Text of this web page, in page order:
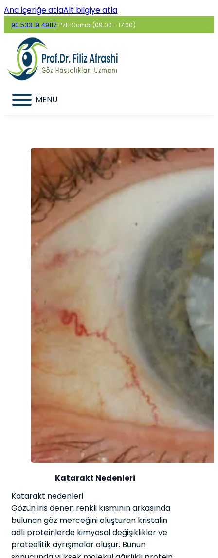
Ana içeriğe atlaAlt bilgiye atla
90 533 19 49117 Pzt-Cuma (09.00 - 17.00)
MENU
Katarakt Nedenleri
Katarakt nedenleri
Gözün iris denen renkli kısmının arkasında
bulunan göz merceğini oluşturan kristalin
adlı proteinlerde kimyasal değişiklikler ve
proteolitik ayrışmalar oluşur. Bunun